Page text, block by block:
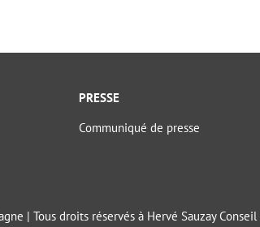
PRESSE
Communiqué de presse
| Tous droits réservés à Hervé Sauzay Conseil